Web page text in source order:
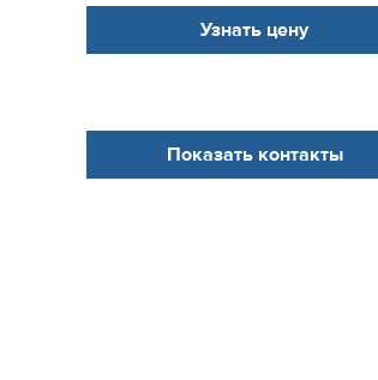
Узнать цену
Показать контакты